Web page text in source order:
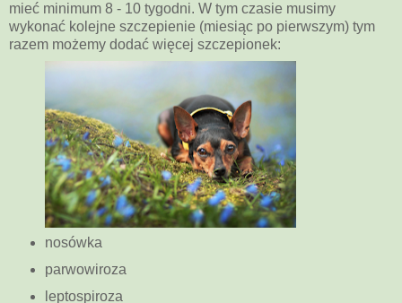
mieć minimum 8 - 10 tygodni. W tym czasie musimy
wykonać kolejne szczepienie (miesiąc po pierwszym) tym
razem możemy dodać więcej szczepionek:
nosówka
parwowiroza
leptospiroza